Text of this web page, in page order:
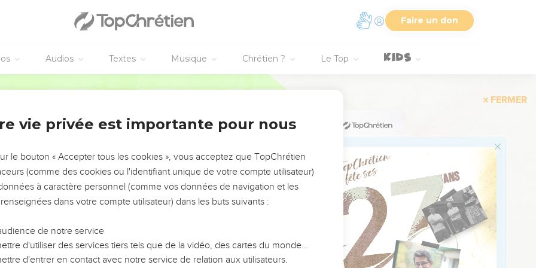
Faire un don
Audios Textes Musique Chrétien ? Le Top
plus que n’importe quel autre roi, avant toi ou après toi. »
lieu sacré de Gabaon où se trouvait la tente de la rencontre, et regagna Jérusalem
de Salomon
chars de guerre et des chevaux : il eut mille quatre cents chars et douze mille
effet.
d’argent et d’or que de cailloux à Jérusalem, et les cèdres étaient aussi
qui poussent dans le Bas-Pays.
provenaient d’Égypte et de Cilicie, où des marchands allaient les acheter pour le
d’Égypte un char pour six cents pièces d’argent, et un cheval pour cent
construction du temple
vie privée est importante pour nous
le bouton « Accepter tous les cookies », vous acceptez que TopChrétien
(comme des cookies ou l'identifiant unique de votre compte utilisateur)
à caractère personnel (comme vos données de navigation et les
dans votre compte utilisateur) dans les buts suivants :
de notre service
d'utiliser des services tiers tels que de la vidéo, des cartes du monde…
d'entrer en contact avec notre service de relation aux utilisateurs.